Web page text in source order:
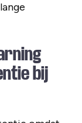
bij